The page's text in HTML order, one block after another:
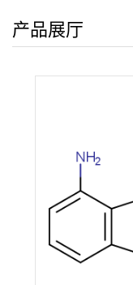
产品展厅